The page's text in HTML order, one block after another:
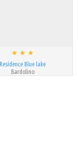
Residence Blue lake
Bardolino